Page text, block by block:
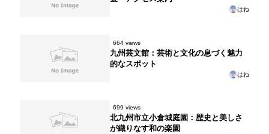
はね
664 views
九州芸文館：芸術と文化の息づく魅力
的なスポット
はね
699 views
北九州市立小倉城庭園：歴史と美しさ
が織りなす和の楽園